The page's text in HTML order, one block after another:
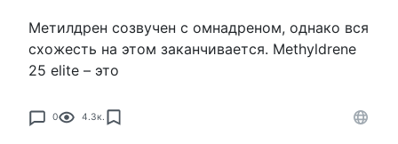
Метилдрен созвучен с омнадреном, однако вся
схожесть на этом заканчивается. Methyldrene
25 elite – это
0 4.3к.